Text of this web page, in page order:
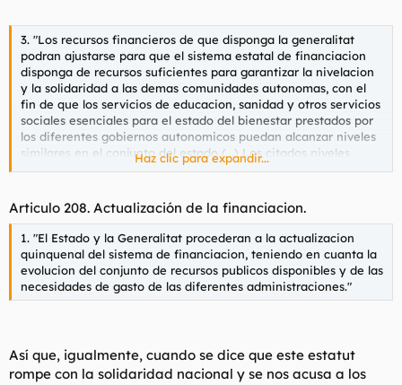
3. "Los recursos financieros de que disponga la generalitat
podran ajustarse para que el sistema estatal de financiacion
disponga de recursos suficientes para garantizar la nivelacion
y la solidaridad a las demas comunidades autonomas, con el
fin de que los servicios de educacion, sanidad y otros servicios
sociales esenciales para el estado del bienestar prestados por
los diferentes gobiernos autonomicos puedan alcanzar niveles
similares en el conjunto del estado (...) Los citados niveles
seran fijados por el estado."
Haz clic para expandir...
Articulo 208. Actualización de la financiacion.
1. "El Estado y la Generalitat procederan a la actualizacion
quinquenal del sistema de financiacion, teniendo en cuanta la
evolucion del conjunto de recursos publicos disponibles y de las
necesidades de gasto de las diferentes administraciones."
Así que, igualmente, cuando se dice que este estatut
rompe con la solidaridad nacional y se nos acusa a los